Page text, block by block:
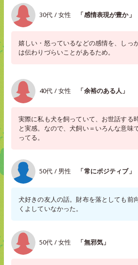
30代 / 女性 「感情表現が豊か」
嬉しい・怒っているなどの感情を、しっ
は伝わりづらいことがあるため。
40代 / 女性 「余裕のある人」
実際に私も犬を飼っていて、お世話する
と実感。なので、犬飼い＝いろんな意味
ってる。
50代 / 男性 「常にポジティブ」
犬好きの友人の話。財布を落としても前
くよしていなかった。
50代 / 女性 「無邪気」